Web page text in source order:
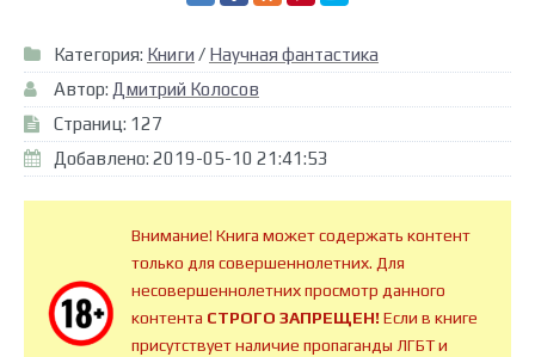
Категория: Книги / Научная фантастика
Автор: Дмитрий Колосов
Страниц: 127
Добавлено: 2019-05-10 21:41:53
Внимание! Книга может содержать контент
только для совершеннолетних. Для
несовершеннолетних просмотр данного
контента СТРОГО ЗАПРЕЩЕН!Если в книге
присутствует наличие пропаганды ЛГБТ и